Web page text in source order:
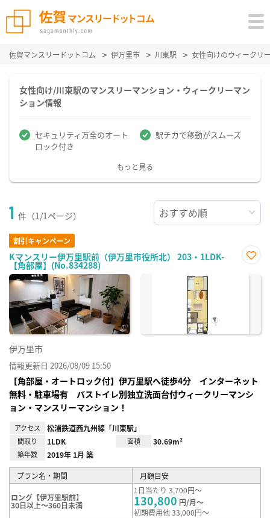
佐賀マンスリードットコム 伊万里市 川東駅 女性向けのウィークリ
女性向け/川東駅のマンスリーマンション・ウィークリーマン
ション情報
セキュリティ万全のオート
ロック付き
駅チカで移動がスムーズ
もっと見る
1 件（1/1ページ）
割引キャンペーン
Kマンスリー伊万里駅前（伊万里市役所北） 203・1LDK-
【角部屋】(No.834288)
に入
伊万里市
情報更新日 2026/08/09 15:50
【角部屋・オートロック付】伊万里駅へ徒歩4分 インターネット
無料・駐車場有 バストイレ別独立洗面台付ウィークリーマンシ
ョン・マンスリーマンション！
アクセス 松浦鉄道西九州線「川東駅」
間取り 1LDK 面積 30.69m²
築年数 2019年 1月 築
プラン名・期間 月額目安
ロング【伊万里駅前】
30日以上～360日未満
1日当たり 3,700円～
130,800 円/月～
初期費用他 33,000円～